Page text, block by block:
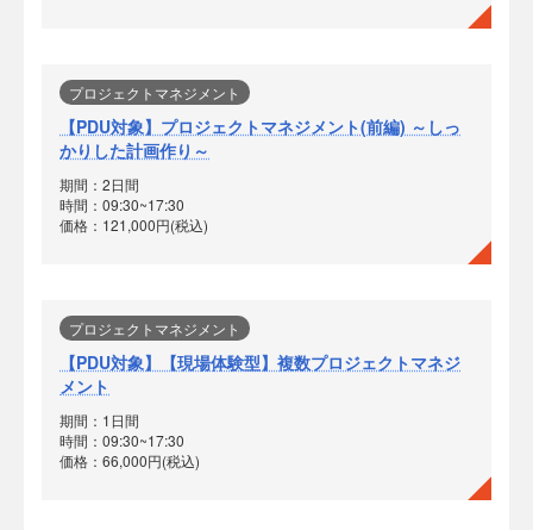
プロジェクトマネジメント
【PDU対象】プロジェクトマネジメント(前編) ～しっ
かりした計画作り～
期間：2日間
時間：09:30~17:30
価格：121,000円(税込)
プロジェクトマネジメント
【PDU対象】【現場体験型】複数プロジェクトマネジ
メント
期間：1日間
時間：09:30~17:30
価格：66,000円(税込)